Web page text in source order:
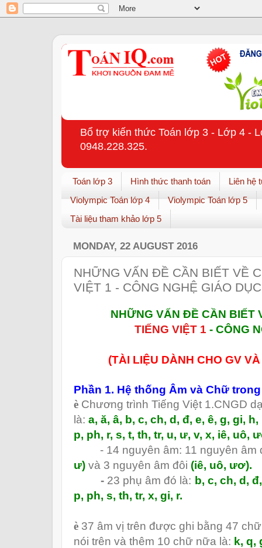
Bổ trợ kiến thức Toán lớp 3 - Lớp 4 -
0948.228.325.
Toán lớp 3 Hình thức thanh toán
Liên hệ
Violympic Toán lớp 4
Violympic Toán lớp 5
Tài liệu tham khảo lớp 5
MONDAY, 22 AUGUST 2016
NHỮNG VẤN ĐỀ CẦN BIẾT VỀ
VIỆT 1 - CÔNG NGHỆ GIÁO DỤC
NHỮNG VẤN ĐỀ CẦN BIẾT
TIẾNG VIỆT 1 - CÔNG
(TÀI LIỆU DÀNH CHO GV
Phần 1. Hệ thống Âm và Chữ
è Chương trình Tiếng Việt 1.CNGD
là: a, ă, â, b, c, ch, d, đ, e, ê, g, gi,
p, ph, r, s, t, th, tr, u, ư, v, x, iê, uô,
- 14 nguyên âm: 11 nguyên âm
ư) và 3 nguyên âm đôi (iê, uô, ươ).
- 23 phụ âmđó là: b, c, ch, d,
p, ph, s, th, tr, x, gi, r.
è 37 âm vị trên được ghi bằng 47
nói trên và thêm 10 chữ nữa là: k, q,